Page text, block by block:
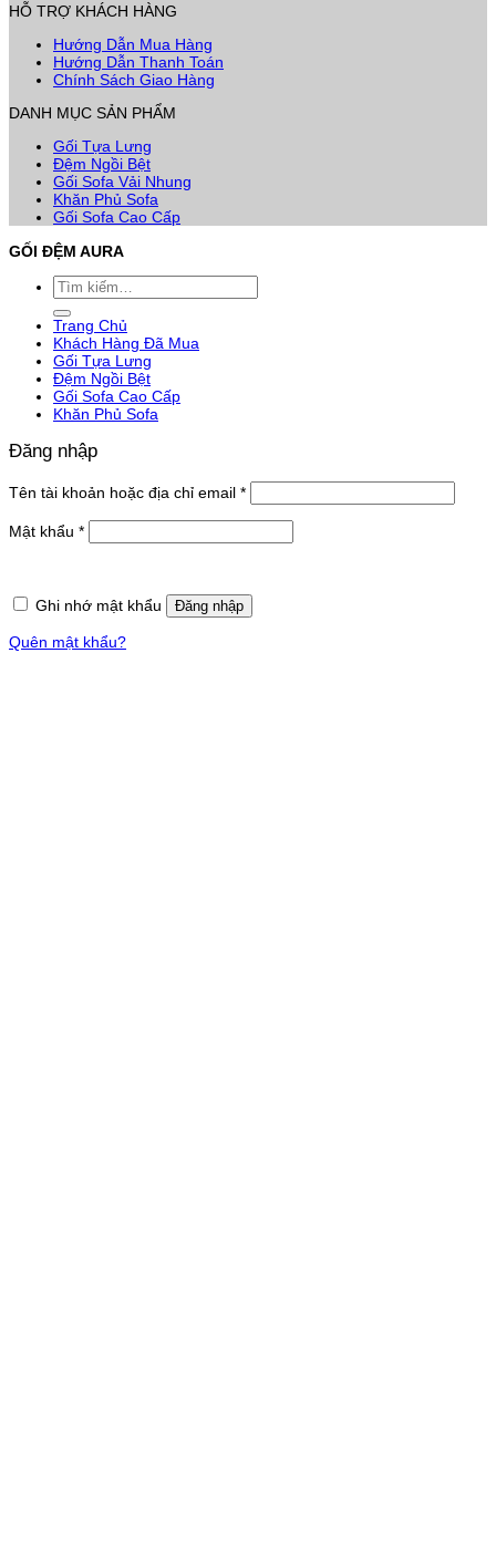
HỖ TRỢ KHÁCH HÀNG
Hướng Dẫn Mua Hàng
Hướng Dẫn Thanh Toán
Chính Sách Giao Hàng
DANH MỤC SẢN PHẨM
Gối Tựa Lưng
Đệm Ngồi Bệt
Gối Sofa Vải Nhung
Khăn Phủ Sofa
Gối Sofa Cao Cấp
GỐI ĐỆM AURA
Tìm
kiếm:
Trang Chủ
Khách Hàng Đã Mua
Gối Tựa Lưng
Đệm Ngồi Bệt
Gối Sofa Cao Cấp
Khăn Phủ Sofa
Đăng nhập
Tên tài khoản hoặc địa chỉ email *Bắt
buộc
Mật khẩu *Bắt
buộc
Ghi nhớ mật khẩu Đăng nhập
Quên mật khẩu?